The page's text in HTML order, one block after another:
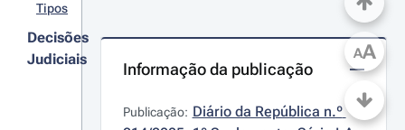
Tipos
Decisões
Judiciais
Informação da publicação
Publicação: Diário da República n.º
AA